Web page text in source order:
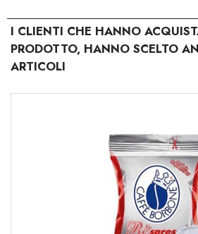
I CLIENTI CHE HANNO
PRODOTTO, HANNO SCELTO
ARTICOLI